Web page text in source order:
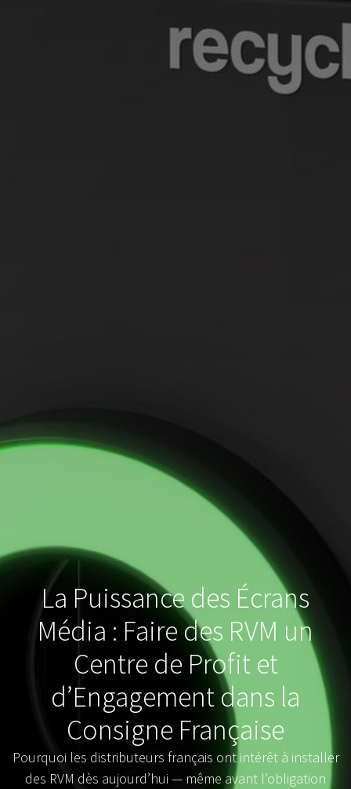
La Puissance des Écrans
Média : Faire des RVM un
Centre de Profit et
d’Engagement dans la
Consigne Française
Pourquoi les distributeurs français ont intérêt à installer
des RVM dès aujourd’hui — même avant l’obligation